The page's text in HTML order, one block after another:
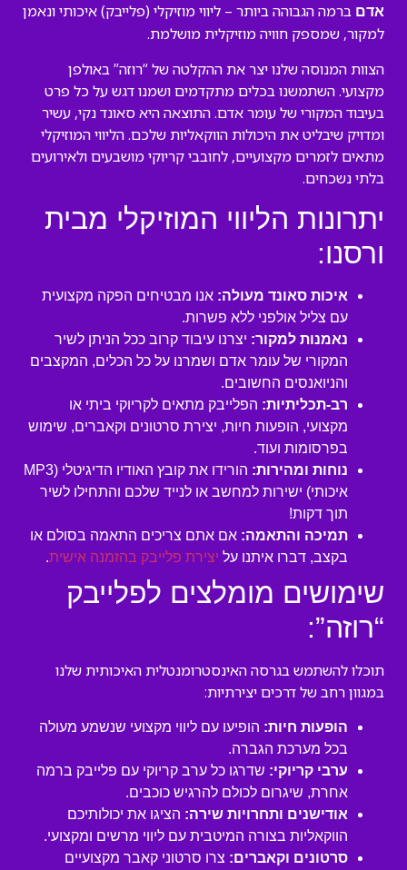
אדם ברמה הגבוהה ביותר – ליווי מוזיקלי (פלייבק) איכותי ונאמן
למקור, שמספק חוויה מוזיקלית מושלמת.
הצוות המנוסה שלנו יצר את ההקלטה של “רוזה” באולפן
מקצועי. השתמשנו בכלים מתקדמים ושמנו דגש על כל פרט
בעיבוד המקורי של עומר אדם. התוצאה היא סאונד נקי, עשיר
ומדויק שיבליט את היכולות הווקאליות שלכם. הליווי המוזיקלי
מתאים לזמרים מקצועיים, לחובבי קריוקי מושבעים ולאירועים
בלתי נשכחים.
יתרונות הליווי המוזיקלי מבית
ורסנו:
איכות סאונד מעולה: אנו מבטיחים הפקה מקצועית
עם צליל אולפני ללא פשרות.
נאמנות למקור: יצרנו עיבוד קרוב ככל הניתן לשיר
המקורי של עומר אדם ושמרנו על כל הכלים, המקצבים
והניואנסים החשובים.
רב-תכליתיות: הפלייבק מתאים לקריוקי ביתי או
מקצועי, הופעות חיות, יצירת סרטונים וקאברים, שימוש
בפרסומות ועוד.
נוחות ומהירות:
הורידו את קובץ האודיו הדיגיטלי (MP3
איכותי) ישירות למחשב או לנייד שלכם והתחילו לשיר
תוך דקות!
תמיכה והתאמה: אם אתם צריכים התאמה בסולם או
בקצב, דברו איתנו על יצירת פלייבק בהזמנה אישית.
שימושים מומלצים לפלייבק
“רוזה”:
תוכלו להשתמש בגרסה האינסטרומנטלית האיכותית שלנו
במגוון רחב של דרכים יצירתיות:
הופעות חיות: הופיעו עם ליווי מקצועי שנשמע מעולה
בכל מערכת הגברה.
ערבי קריוקי: שדרגו כל ערב קריוקי עם פלייבק ברמה
אחרת, שיגרום לכולם להרגיש כוכבים.
אודישנים ותחרויות שירה: הציגו את יכולותיכם
הווקאליות בצורה המיטבית עם ליווי מרשים ומקצועי.
סרטונים וקאברים: צרו סרטוני קאבר מקצועיים